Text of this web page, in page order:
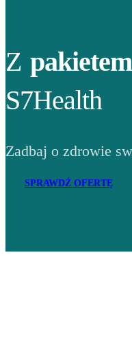
Z
S7Health
Zadbaj o zdrowie
SPRAWDŹ OFERTĘ